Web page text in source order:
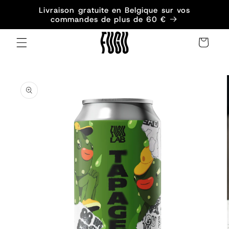
passer
contenu
Livraison gratuite en Belgique sur vos
commandes de plus de 60 €
Panier
informations
produits